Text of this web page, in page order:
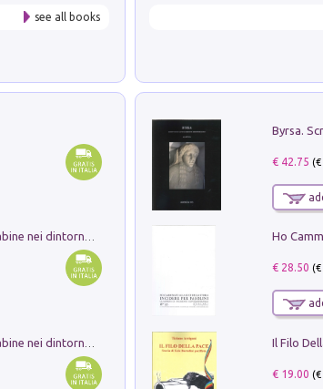
see all books
Ruderi delle ville Romano Sabine nei dintorni di Poggio Mirteto. Illustrati dal dott.re prof.re cav.re Ercole Nardi regio ispettore degli scavi e monumenti. Anno 1885. Tavole e studio. Con 25 tavole fuori testo in cartella editoriale
€ 42.75
€ 28.50
€ 19.00